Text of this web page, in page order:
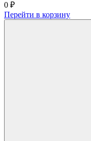
0 ₽
Перейти в корзину